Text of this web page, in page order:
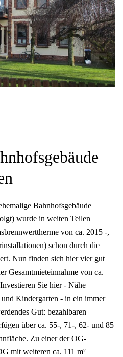
Bahnhofsgebäude
wurde in weiten Teilen
von ca. 2015 -,
schon durch die
Nun finden sich hier vier gut
Gesamtmieteinnahme von ca.
Sie hier - Nähe
Kindergarten - in ein immer
Gut: bezahlbaren
über ca. 55-, 71-, 62- und 85
Zu einer der OG-
mit weiteren ca. 111 m²